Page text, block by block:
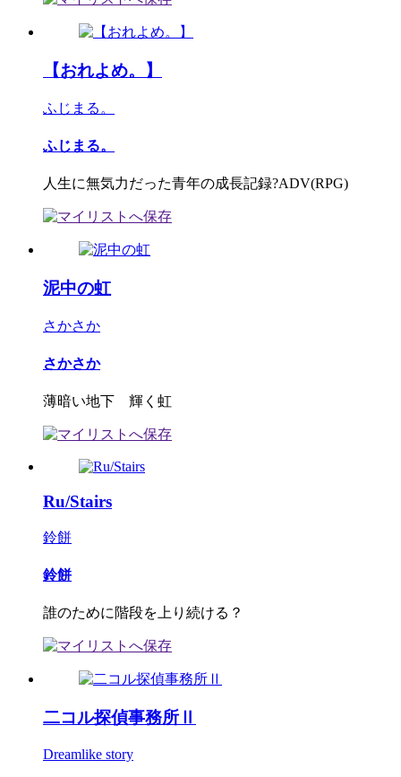
【おれよめ。】
ふじまる。
ふじまる。
人生に無気力だった青年の成長記録?ADV(RPG)
泥中の虹
さかさか
さかさか
薄暗い地下 輝く虹
Ru/Stairs
鈴餅
鈴餅
誰のために階段を上り続ける？
二コル探偵事務所Ⅱ
Dreamlike story